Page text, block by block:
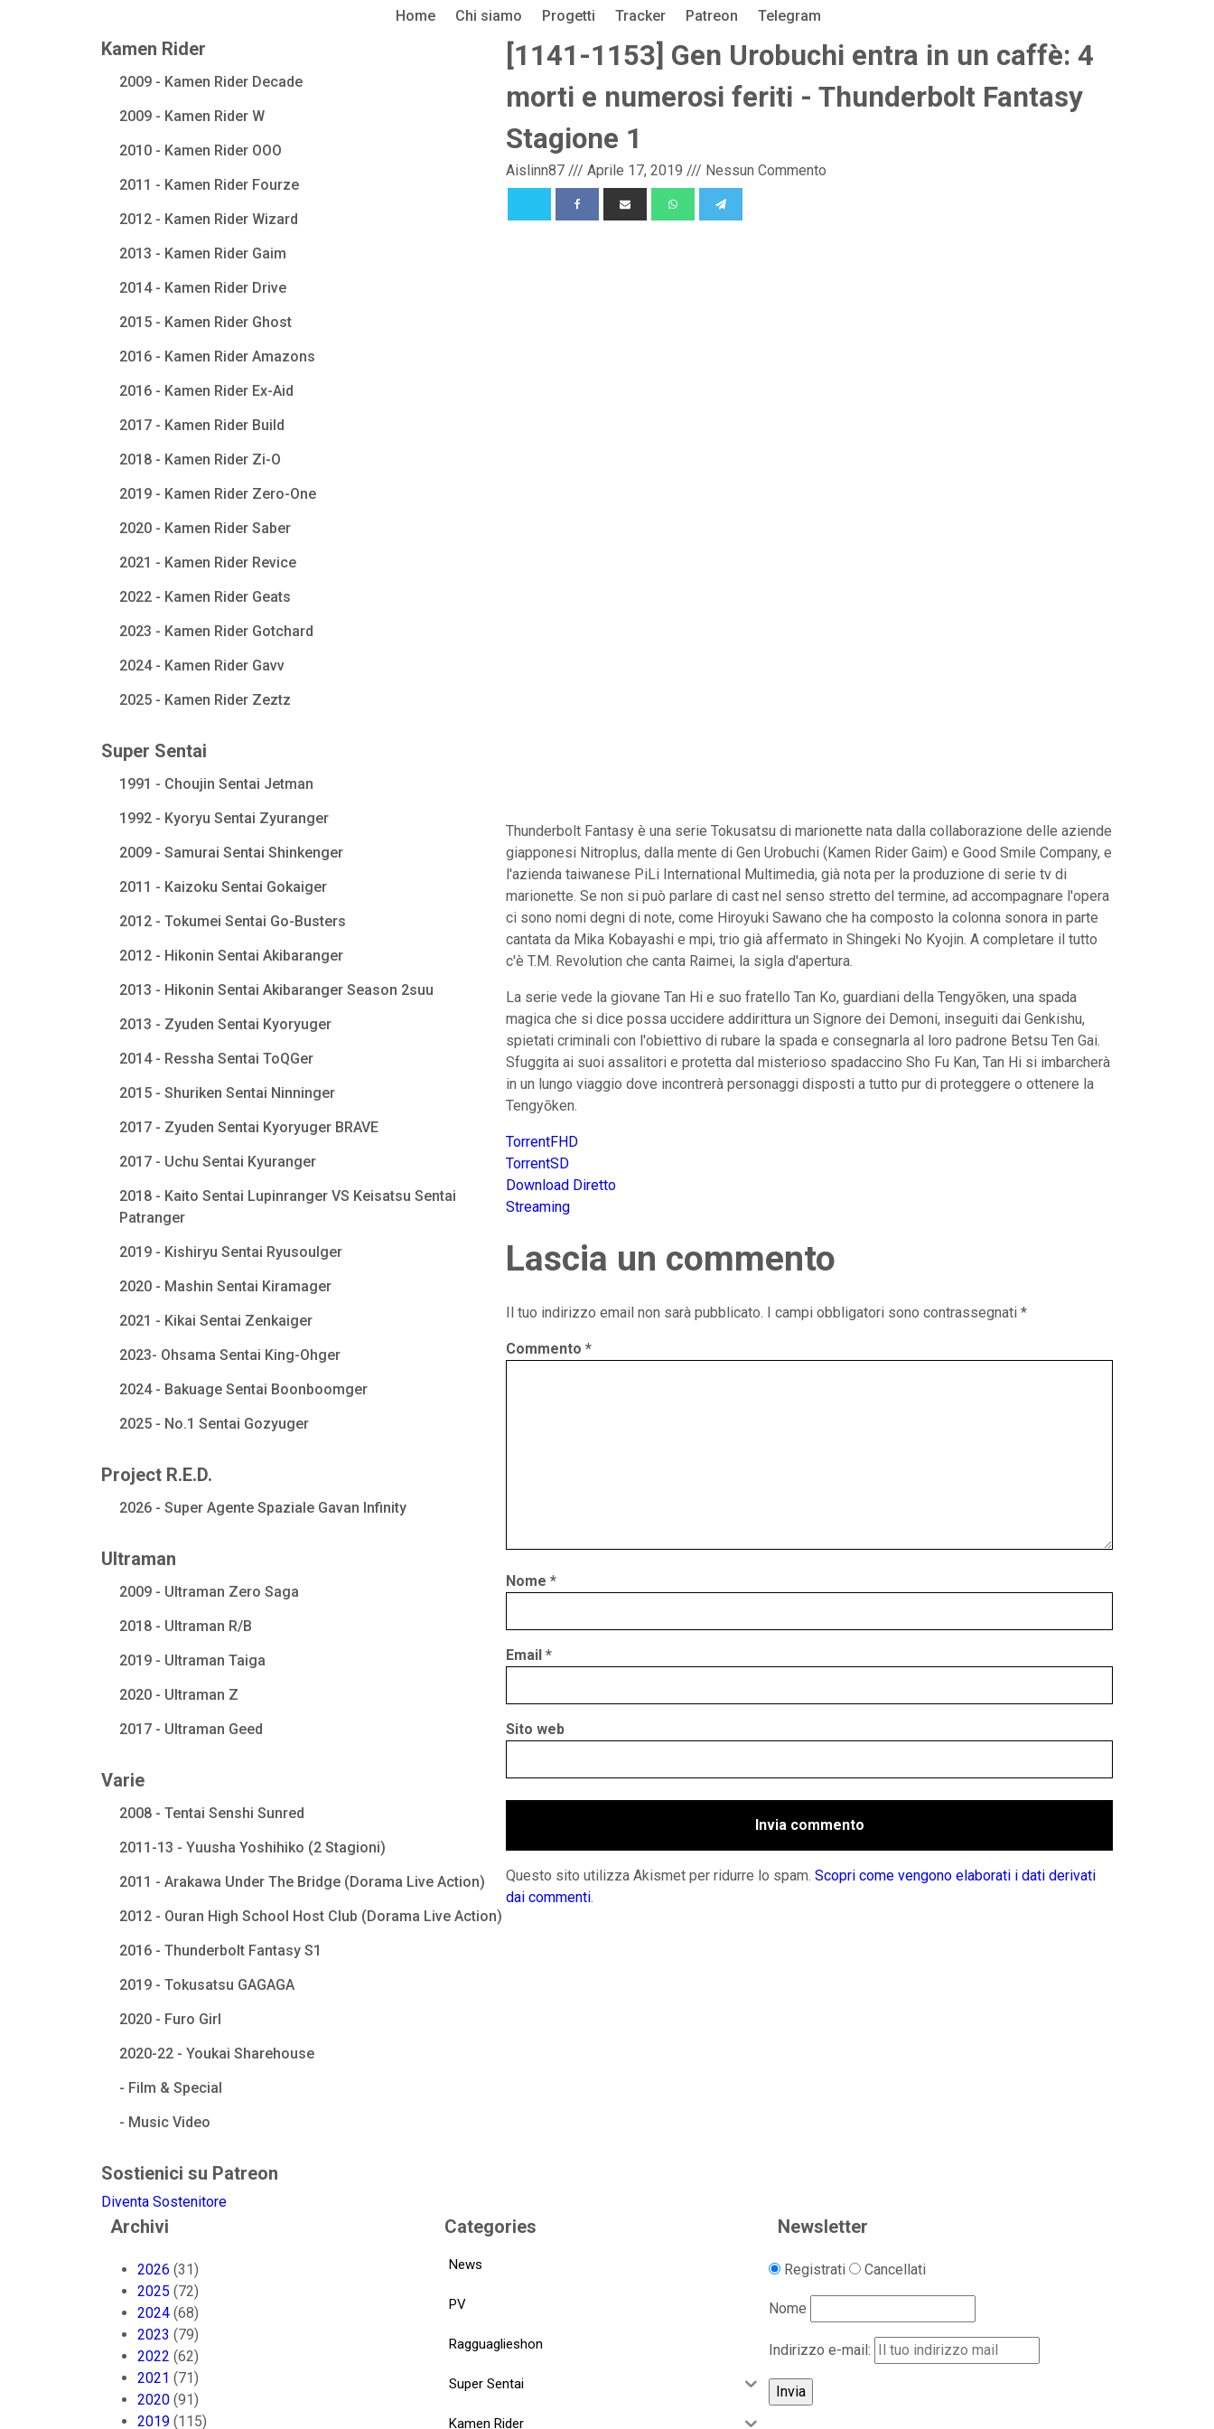
Home Chi siamo Progetti Tracker Patreon Telegram
Kamen Rider
2009 - Kamen Rider Decade
2009 - Kamen Rider W
2010 - Kamen Rider OOO
2011 - Kamen Rider Fourze
2012 - Kamen Rider Wizard
2013 - Kamen Rider Gaim
2014 - Kamen Rider Drive
2015 - Kamen Rider Ghost
2016 - Kamen Rider Amazons
2016 - Kamen Rider Ex-Aid
2017 - Kamen Rider Build
2018 - Kamen Rider Zi-O
2019 - Kamen Rider Zero-One
2020 - Kamen Rider Saber
2021 - Kamen Rider Revice
2022 - Kamen Rider Geats
2023 - Kamen Rider Gotchard
2024 - Kamen Rider Gavv
2025 - Kamen Rider Zeztz
Super Sentai
1991 - Choujin Sentai Jetman
1992 - Kyoryu Sentai Zyuranger
2009 - Samurai Sentai Shinkenger
2011 - Kaizoku Sentai Gokaiger
2012 - Tokumei Sentai Go-Busters
2012 - Hikonin Sentai Akibaranger
2013 - Hikonin Sentai Akibaranger Season 2suu
2013 - Zyuden Sentai Kyoryuger
2014 - Ressha Sentai ToQGer
2015 - Shuriken Sentai Ninninger
2017 - Zyuden Sentai Kyoryuger BRAVE
2017 - Uchu Sentai Kyuranger
2018 - Kaito Sentai Lupinranger VS Keisatsu Sentai
Patranger
2019 - Kishiryu Sentai Ryusoulger
2020 - Mashin Sentai Kiramager
2021 - Kikai Sentai Zenkaiger
2023- Ohsama Sentai King-Ohger
2024 - Bakuage Sentai Boonboomger
2025 - No.1 Sentai Gozyuger
Project R.E.D.
2026 - Super Agente Spaziale Gavan Infinity
Ultraman
2009 - Ultraman Zero Saga
2018 - Ultraman R/B
2019 - Ultraman Taiga
2020 - Ultraman Z
2017 - Ultraman Geed
Varie
2008 - Tentai Senshi Sunred
2011-13 - Yuusha Yoshihiko (2 Stagioni)
2011 - Arakawa Under The Bridge (Dorama Live Action)
2012 - Ouran High School Host Club (Dorama Live Action)
2016 - Thunderbolt Fantasy S1
2019 - Tokusatsu GAGAGA
2020 - Furo Girl
2020-22 - Youkai Sharehouse
- Film & Special
- Music Video
Sostienici su Patreon
Diventa Sostenitore
[1141-1153] Gen Urobuchi entra in un caffè: 4
morti e numerosi feriti - Thunderbolt Fantasy
Stagione 1
Aislinn87 /// Aprile 17, 2019 /// Nessun Commento
Thunderbolt Fantasy è una serie Tokusatsu di marionette nata dalla collaborazione delle aziende
giapponesi Nitroplus, dalla mente di Gen Urobuchi (Kamen Rider Gaim) e Good Smile Company, e
l'azienda taiwanese PiLi International Multimedia, già nota per la produzione di serie tv di
marionette. Se non si può parlare di cast nel senso stretto del termine, ad accompagnare l'opera
ci sono nomi degni di note, come Hiroyuki Sawano che ha composto la colonna sonora in parte
cantata da Mika Kobayashi e mpi, trio già affermato in Shingeki No Kyojin. A completare il tutto
c'è T.M. Revolution che canta Raimei, la sigla d'apertura.
La serie vede la giovane Tan Hi e suo fratello Tan Ko, guardiani della Tengyōken, una spada
magica che si dice possa uccidere addirittura un Signore dei Demoni, inseguiti dai Genkishu,
spietati criminali con l'obiettivo di rubare la spada e consegnarla al loro padrone Betsu Ten Gai.
Sfuggita ai suoi assalitori e protetta dal misterioso spadaccino Sho Fu Kan, Tan Hi si imbarcherà
in un lungo viaggio dove incontrerà personaggi disposti a tutto pur di proteggere o ottenere la
Tengyōken.
TorrentFHD
TorrentSD
Download Diretto
Streaming
Lascia un commento
Il tuo indirizzo email non sarà pubblicato. I campi obbligatori sono contrassegnati *
Commento *
Nome *
Email *
Sito web
Questo sito utilizza Akismet per ridurre lo spam. Scopri come vengono elaborati i dati derivati
dai commenti.
Archivi
2026 (31)
2025 (72)
2024 (68)
2023 (79)
2022 (62)
2021 (71)
2020 (91)
2019 (115)
Categories
News
PV
Ragguaglieshon
Super Sentai
Kamen Rider
Newsletter
Registrati Cancellati
Nome
Indirizzo e-mail: